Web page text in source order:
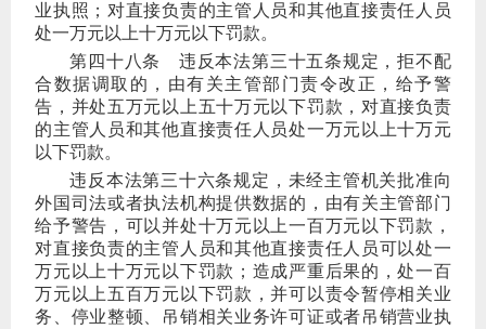
业执照；对直接负责的主管人员和其他直接责任人员
处一万元以上十万元以下罚款。
第四十八条
违反本法第三十五条规定，拒不配
合数据调取的，由有关主管部门责令改正，给予警
告，并处五万元以上五十万元以下罚款，对直接负责
的主管人员和其他直接责任人员处一万元以上十万元
以下罚款。
违反本法第三十六条规定，未经主管机关批准向
外国司法或者执法机构提供数据的，由有关主管部门
给予警告，可以并处十万元以上一百万元以下罚款，
对直接负责的主管人员和其他直接责任人员可以处一
万元以上十万元以下罚款；造成严重后果的，处一百
万元以上五百万元以下罚款，并可以责令暂停相关业
务、停业整顿、吊销相关业务许可证或者吊销营业执